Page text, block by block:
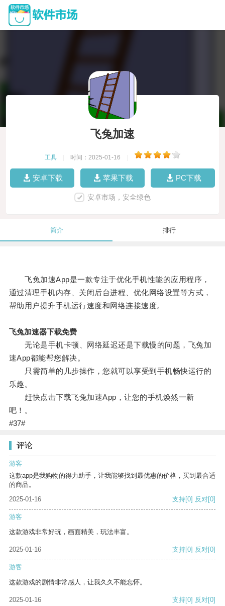
飞兔加速
工具 时间：2025-01-16
安卓下载 苹果下载 PC下载
安卓市场，安全绿色
简介 排行
飞兔加速App是一款专注于优化手机性能的应用程序，
通过清理手机内存、关闭后台进程、优化网络设置等方式，
帮助用户提升手机运行速度和网络连接速度。
飞兔加速器下载免费
无论是手机卡顿、网络延迟还是下载慢的问题，飞兔加
速App都能帮您解决。
只需简单的几步操作，您就可以享受到手机畅快运行的
乐趣。
赶快点击下载飞兔加速App，让您的手机焕然一新
吧！。
#37#
评论
游客
这款app是我购物的得力助手，让我能够找到最优惠的价格，买到最合适
的商品。
2025-01-16
支持[0] 反对[0]
游客
这款游戏非常好玩，画面精美，玩法丰富。
2025-01-16 支持[0] 反对[0]
游客
这款游戏的剧情非常感人，让我久久不能忘怀。
2025-01-16 支持[0] 反对[0]